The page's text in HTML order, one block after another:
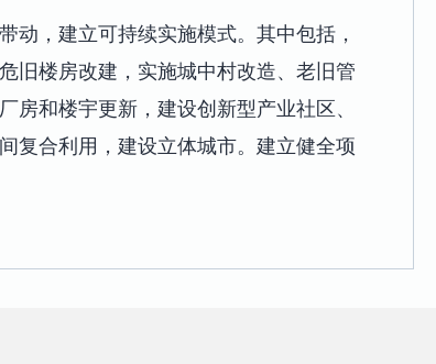
动，建立可持续实施模式。其中包括，
旧楼房改建，实施城中村改造、老旧管
房和楼宇更新，建设创新型产业社区、
复合利用，建设立体城市。建立健全项